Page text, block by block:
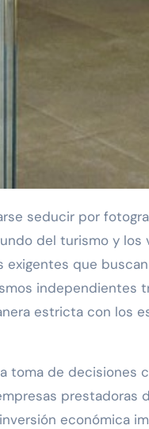
seducir por
del turismo y los
que
independientes
estricta con los
toma de decisiones
prestadoras
económica